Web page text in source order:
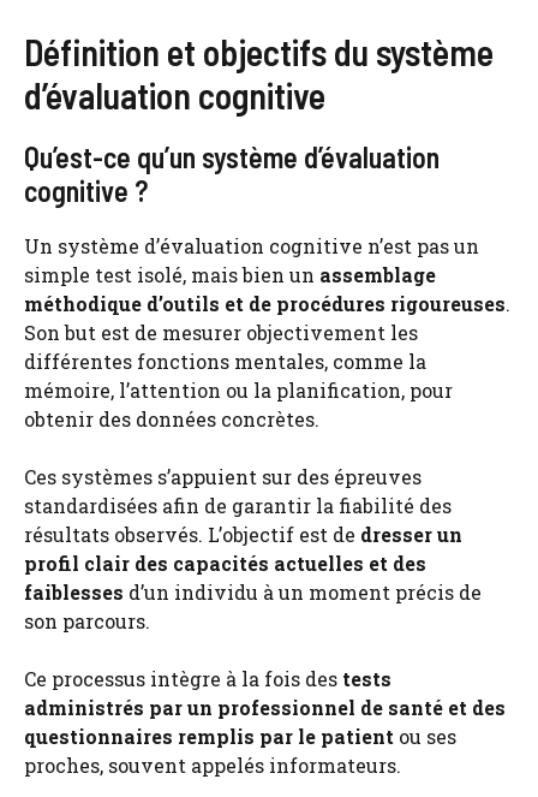
Définition et objectifs du système
d’évaluation cognitive
Qu’est-ce qu’un système d’évaluation
cognitive ?
Un système d’évaluation cognitive n’est pas un
simple test isolé, mais bien un assemblage
méthodique d’outils et de procédures rigoureuses.
Son but est de mesurer objectivement les
différentes fonctions mentales, comme la
mémoire, l’attention ou la planification, pour
obtenir des données concrètes.
Ces systèmes s’appuient sur des épreuves
standardisées afin de garantir la fiabilité des
résultats observés. L’objectif est de dresser un
profil clair des capacités actuelles et des
faiblesses d’un individu à un moment précis de
son parcours.
Ce processus intègre à la fois des tests
administrés par un professionnel de santé et des
questionnaires remplis par le patient ou ses
proches, souvent appelés informateurs.